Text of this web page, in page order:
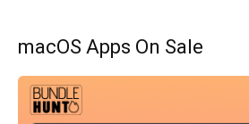
macOS Apps On Sale